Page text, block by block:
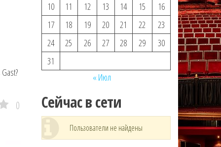
0
10
11 12 13 14 15
16
17
18 19 20 21 22
23
24
25 26 27 28 29
30
31
« Июл
Сейчас в сети
Пользователи не найдены